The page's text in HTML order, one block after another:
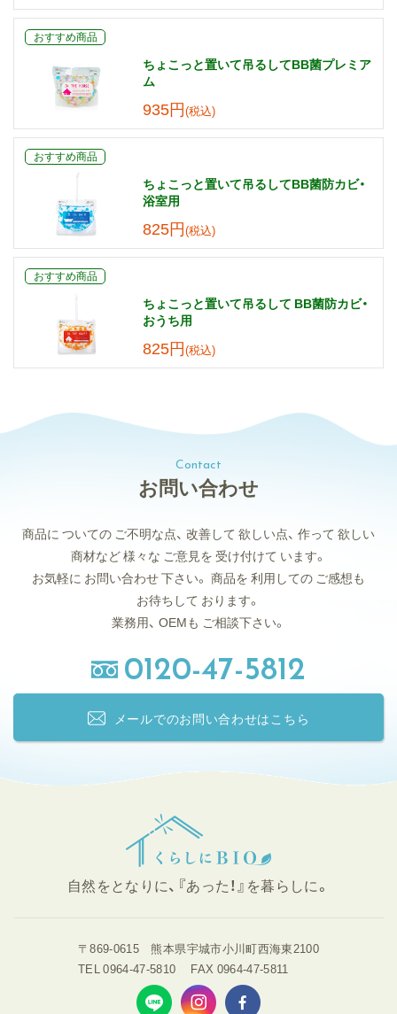
おすすめ商品
ちょこっと置いて吊るしてBB菌プレミア
ム
935円(税込)
おすすめ商品
ちょこっと置いて吊るしてBB菌防カビ・
浴室用
825円(税込)
おすすめ商品
ちょこっと置いて吊るして BB菌防カビ・
おうち用
825円(税込)
Contact
お問い合わせ
商品に ついての ご不明な点、 改善して 欲しい点、 作って 欲しい
商材など様々な ご意見を 受け付けて います。
お気軽に お問い合わせ下さい。 商品を 利用しての ご感想も
お待ちして おります。
業務用、 OEMも ご相談下さい。
0120-47-5812
メールでのお問い合わせはこちら
自然をとなりに、『あった！』を暮らしに。
〒869-0615 熊本県宇城市小川町西海東2100
TEL 0964-47-5810
FAX 0964-47-5811